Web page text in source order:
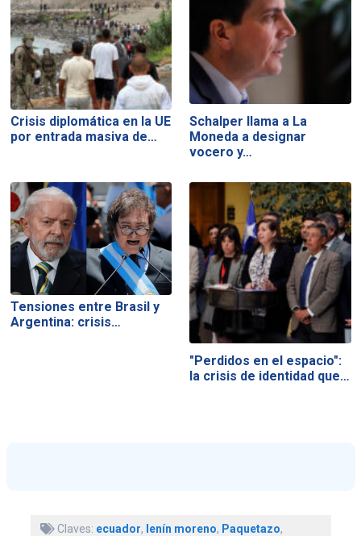
Crisis diplomática en la UE
por entrada masiva de…
Schalper llama a La
Moneda a designar
vocero y…
Tensiones entre Brasil y
Argentina: crisis…
"Perdidos en el espacio":
la crisis de identidad que…
Claves: ecuador, lenín moreno, Paquetazo,